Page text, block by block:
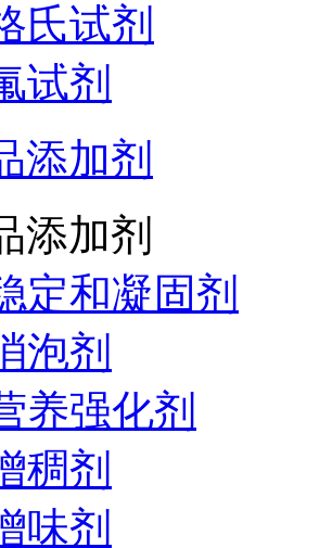
氏试剂
试剂
添加剂
添加剂
定和凝固剂
泡剂
养强化剂
稠剂
味剂